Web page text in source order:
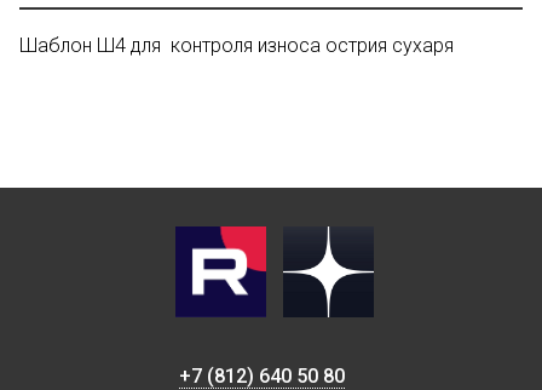
Шаблон Ш4 для контроля износа острия сухаря
+7 (812) 640 50 80